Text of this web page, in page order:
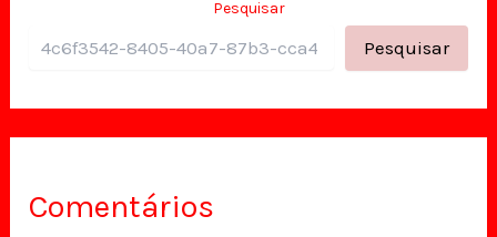
Pesquisar
Pesquisar
Comentários